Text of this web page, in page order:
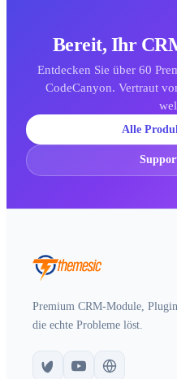
Bereit, Ihr
Entdecken Sie über 60
CodeCanyon. Vertraut
Alle
Premium CRM-Module,
die echte Probleme löst.